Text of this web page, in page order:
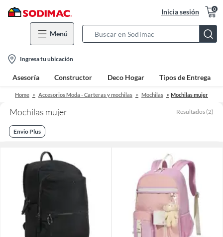
Inicia sesión 0
Menú
Bar
location-
icon
Ingresa tu ubicación
Asesoría Constructor Deco Hogar Tipos de Entrega
Home Accesorios Moda - Carteras y mochilas Mochilas Mochilas mujer
Mochilas mujer Resultados (2)
Envio Plus